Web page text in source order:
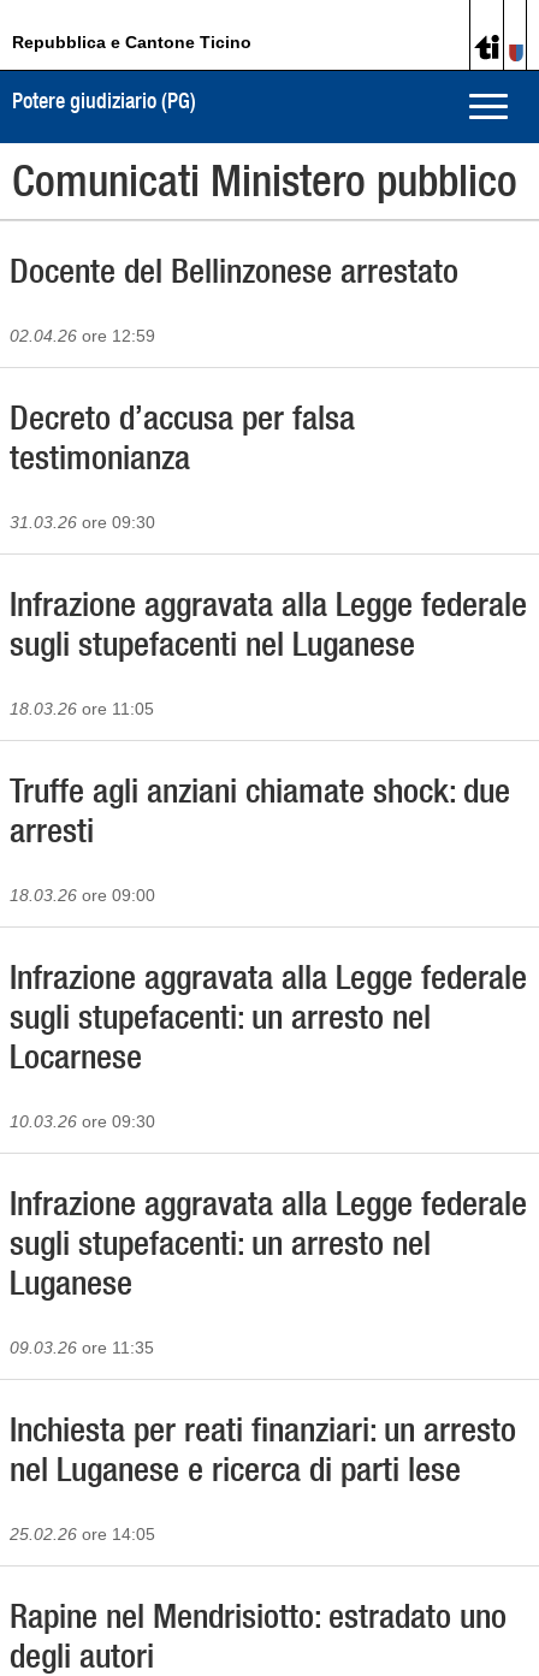
Repubblica e Cantone Ticino
Toggle
Potere giudiziario (PG)
Comunicati Ministero pubblico
Docente del Bellinzonese arrestato
02.04.26 ore 12:59
Decreto d’accusa per falsa
testimonianza
31.03.26 ore 09:30
Infrazione aggravata alla Legge federale
sugli stupefacenti nel Luganese
18.03.26 ore 11:05
Truffe agli anziani chiamate shock: due
arresti
18.03.26 ore 09:00
Infrazione aggravata alla Legge federale
sugli stupefacenti: un arresto nel
Locarnese
10.03.26 ore 09:30
Infrazione aggravata alla Legge federale
sugli stupefacenti: un arresto nel
Luganese
09.03.26 ore 11:35
Inchiesta per reati finanziari: un arresto
nel Luganese e ricerca di parti lese
25.02.26 ore 14:05
Rapine nel Mendrisiotto: estradato uno
degli autori